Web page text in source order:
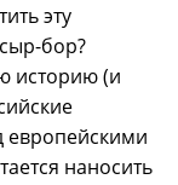
эту
бор?
историю (и
европейскими
наносить